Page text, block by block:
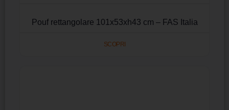
Pouf rettangolare 101x53xh43 cm – FAS Italia
SCOPRI